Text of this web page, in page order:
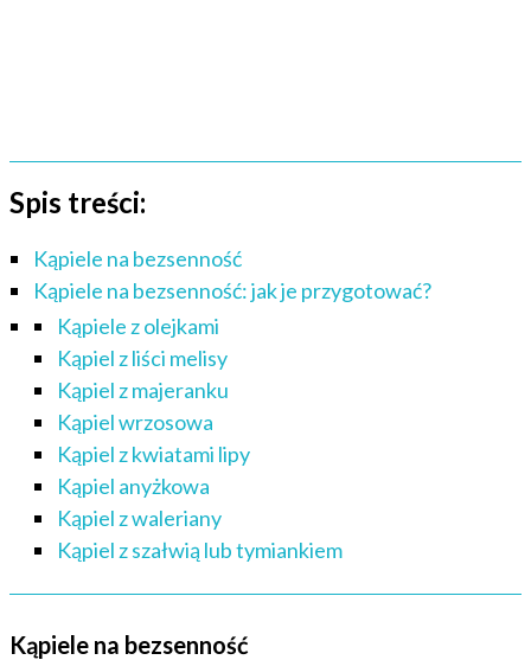
Spis treści:
Kąpiele na bezsenność
Kąpiele na bezsenność: jak je przygotować?
Kąpiele z olejkami
Kąpiel z liści melisy
Kąpiel z majeranku
Kąpiel wrzosowa
Kąpiel z kwiatami lipy
Kąpiel anyżkowa
Kąpiel z waleriany
Kąpiel z szałwią lub tymiankiem
Kąpiele na bezsenność